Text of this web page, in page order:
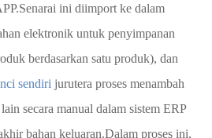
ini diimport ke dalam
elektronik untuk penyimpanan
berdasarkan satu produk), dan
sendiri jurutera proses menambah
secara manual dalam sistem ERP
bahan keluaran.Dalam proses ini,